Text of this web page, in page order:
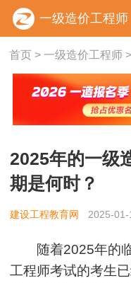
一级造价工程师
首页> 一级造价工程师>
2025年的一级
期是何时？
建设工程教育网 2025-01-
随着2025年的
工程师考试的考生